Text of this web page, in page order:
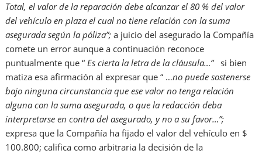
Total, el valor de la reparación debe alcanzar el 80 % del valor
del vehículo en plaza el cual no tiene relación con la suma
asegurada según la póliza”;a juicio del asegurado la Compañía
comete un error aunque a continuación reconoce
puntualmente que “Es cierta la letra de la cláusula…” si bien
matiza esa afirmación al expresar que “ …no puede sostenerse
bajo ninguna circunstancia que ese valor no tenga relación
alguna con la suma asegurada, o que la redacción deba
interpretarse en contra del asegurado, y no a su favor…”;
expresa que la Compañía ha fijado el valor del vehículo en $
100.800; califica como arbitraria la decisión de la